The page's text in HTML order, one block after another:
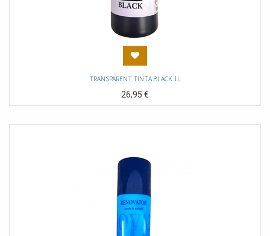
TRANSPARENT TINTA BLACK 1L
26,95€